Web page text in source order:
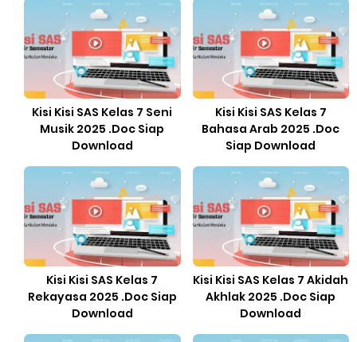
Kisi Kisi SAS Kelas 7 Seni
Musik 2025 .Doc Siap
Download
Kisi Kisi SAS Kelas 7
Bahasa Arab 2025 .Doc
Siap Download
Kisi Kisi SAS Kelas 7
Rekayasa 2025 .Doc Siap
Download
Kisi Kisi SAS Kelas 7 Akidah
Akhlak 2025 .Doc Siap
Download